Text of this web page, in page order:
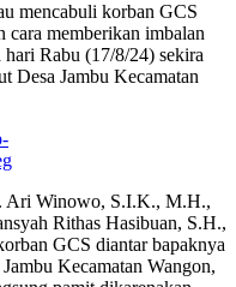
mencabuli korban GCS
cara memberikan imbalan
Rabu (17/8/24) sekira
Desa Jambu Kecamatan
Ari Winowo, S.I.K., M.H.,
Rithas Hasibuan, S.H.,
GCS diantar bapaknya
Kecamatan Wangon,